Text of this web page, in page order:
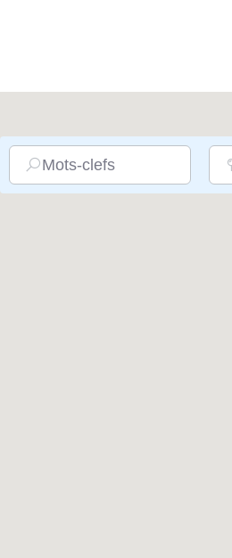
Mots-clefs